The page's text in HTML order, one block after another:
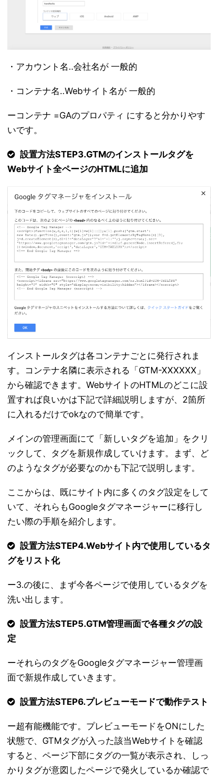
・アカウント名..会社名が 一般的
・コンテナ名..Webサイト名が 一般的
ーコンテナ =GAのプロパティ にすると分かりやす
いです。
設置方法STEP3.GTMのインストールタグを
Webサイト全ページのHTMLに追加
インストールタグは各コンテナごとに発行されま
す。コンテナ名隣に表示される「GTM-XXXXXX」
から確認できます。WebサイトのHTMLのどこに設
置すれば良いかは下記で詳細説明しますが、2箇所
に入れるだけでokなので簡単です。
メインの管理画面にて「新しいタグを追加」をクリ
ックして、タグを新規作成していけます。まず、ど
のようなタグが必要なのかも下記で説明します。
ここからは、既にサイト内に多くのタグ設定をして
いて、それらもGoogleタグマネージャーに移行し
たい際の手順を紹介します。
設置方法STEP4.Webサイト内で使用しているタ
グをリスト化
ー3.の後に、まず今各ページで使用しているタグを
洗い出します。
設置方法STEP5.GTM管理画面で各種タグの設
定
ーそれらのタグをGoogleタグマネージャー管理画
面で新規作成していきます。
設置方法STEP6.プレビューモードで動作テスト
ー超有能機能です。プレビューモードをONにした
状態で、GTMタグが入った該当Webサイトを確認
すると、ページ下部にタグの一覧が表示され、しっ
かりタグが意図したページで発火しているか確認で